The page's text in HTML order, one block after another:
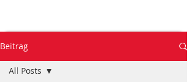
Beitrag
All Posts